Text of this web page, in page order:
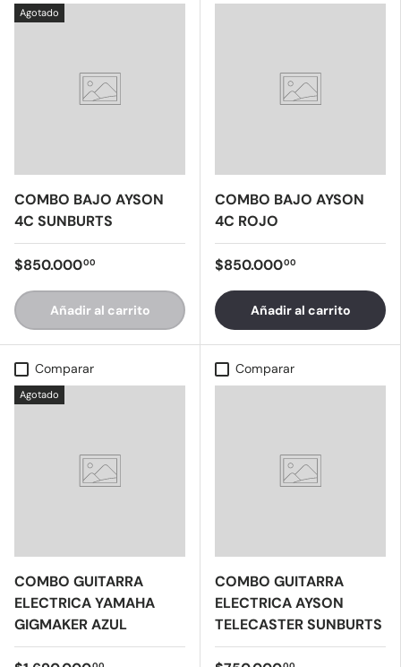
Agotado
COMBO BAJO AYSON
4C SUNBURTS
$850.00000
Añadir al carrito
COMBO BAJO AYSON
4C ROJO
$850.00000
Añadir al carrito
Comparar
Agotado
COMBO GUITARRA
ELECTRICA YAMAHA
GIGMAKER AZUL
Comparar
COMBO GUITARRA
ELECTRICA AYSON
TELECASTER SUNBURTS